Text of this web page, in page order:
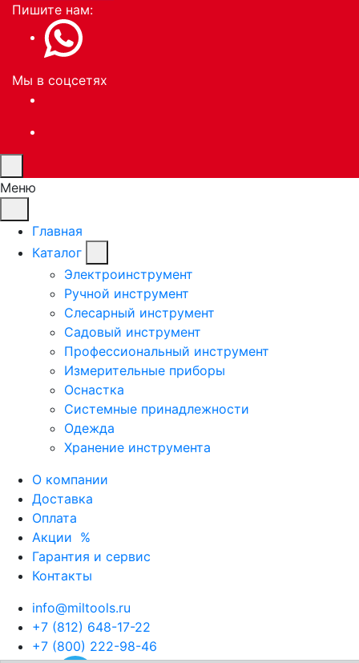
Пишите нам:
Мы в соцсетях
Меню
Главная
Каталог
Электроинструмент
Ручной инструмент
Слесарный инструмент
Садовый инструмент
Профессиональный инструмент
Измерительные приборы
Оснастка
Системные принадлежности
Одежда
Хранение инструмента
О компании
Доставка
Оплата
Акции %
Гарантия и сервис
Контакты
info@miltools.ru
+7 (812) 648-17-22
+7 (800) 222-98-46